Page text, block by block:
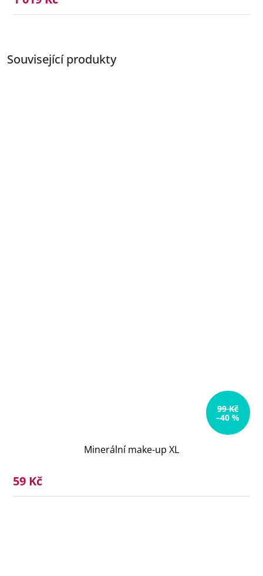
Související produkty
99 Kč
–40 %
Minerální make-up XL
59 Kč